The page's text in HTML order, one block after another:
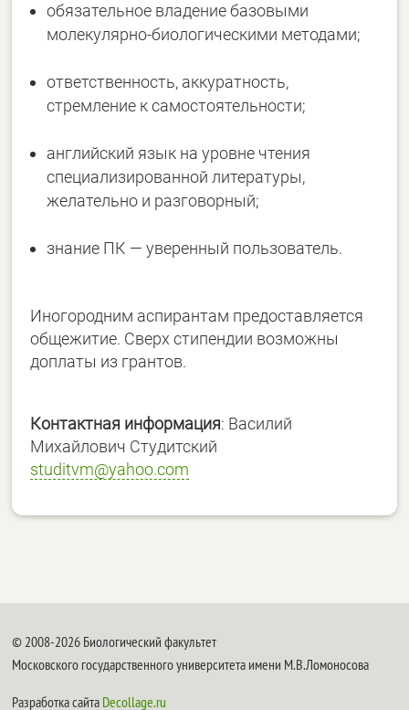
обязательное владение базовыми
молекулярно-биологическими методами;
ответственность, аккуратность,
стремление к самостоятельности;
английский язык на уровне чтения
специализированной литературы,
желательно и разговорный;
знание ПК — уверенный пользователь.
Иногородним аспирантам предоставляется
общежитие. Сверх стипендии возможны
доплаты из грантов.
Контактная информация: Василий
Михайлович Студитский
studitvm@yahoo.com
© 2008-2026 Биологический факультет
Московского государственного университета имени М.В.Ломоносова
Разработка сайта Decollage.ru